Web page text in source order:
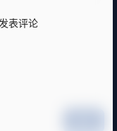
表评论